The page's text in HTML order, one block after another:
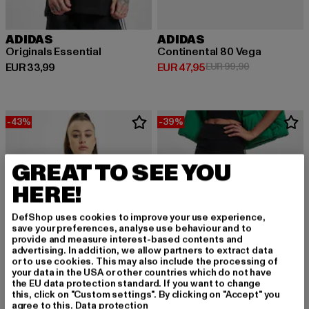
ADIDAS
Originals Essential
EUR 33,99
Derzeitiger Preis: EUR 33,99
ADIDAS
Continental 80 Vega
EUR 47,95
Derzeitiger Preis: EUR 47,95
EUR 99,90Aktionspreis:
-43% -39%
GREAT TO SEE YOU
HERE!
DefShop uses cookies to improve your use experience,
save your preferences, analyse use behaviour and to
provide and measure interest-based contents and
advertising. In addition, we allow partners to extract data
or to use cookies. This may also include the processing of
your data in the USA or other countries which do not have
the EU data protection standard. If you want to change
this, click on "Custom settings". By clicking on "Accept" you
agree to this. Data protection